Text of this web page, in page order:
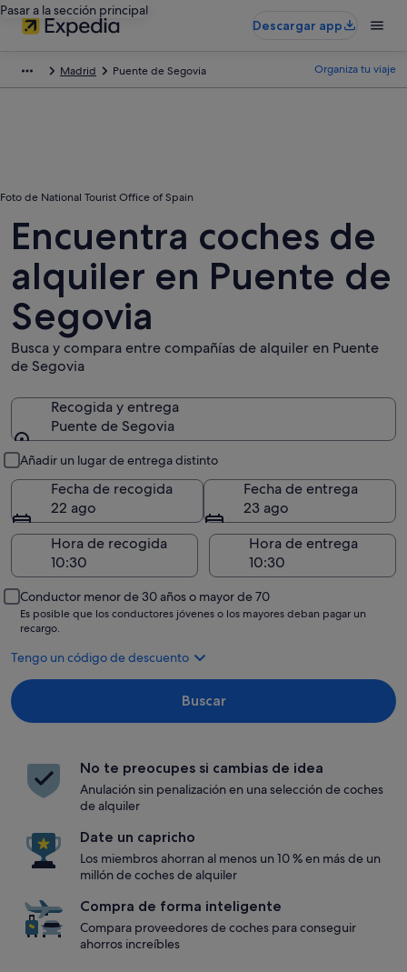
Pasar a la sección principal
Descargar app
Madrid Puente de Segovia Organiza tu viaje
Foto de National Tourist Office of Spain
Encuentra coches de
alquiler en Puente de
Segovia
Busca y compara entre compañías de alquiler en Puente
de Segovia
Recogida y entrega
Puente de Segovia
Añadir un lugar de entrega distinto
Fecha de recogida
22 ago
Fecha de entrega
23 ago
Hora de recogida
Hora de entrega
Conductor menor de 30 años o mayor de 70
Es posible que los conductores jóvenes o los mayores deban pagar un
recargo.
Tengo un código de descuento
Buscar
No te preocupes si cambias de idea
Anulación sin penalización en una selección de coches
de alquiler
Date un capricho
Los miembros ahorran al menos un 10 % en más de un
millón de coches de alquiler
Compra de forma inteligente
Compara proveedores de coches para conseguir
ahorros increíbles